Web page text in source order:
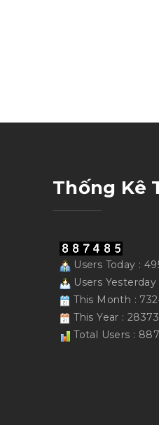
Thống Kê
Users Today :
Users Yesterday
This Month :
This Year :
Total Users :